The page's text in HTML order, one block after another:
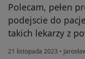
Polecam, pełen
podejscie do
takich lekarzy z
21 listopada 2023 •